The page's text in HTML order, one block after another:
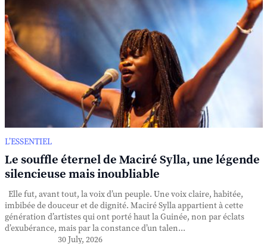
L’ESSENTIEL
Le souffle éternel de Maciré Sylla, une légende
silencieuse mais inoubliable
Elle fut, avant tout, la voix d’un peuple. Une voix claire, habitée,
imbibée de douceur et de dignité. Maciré Sylla appartient à cette
génération d’artistes qui ont porté haut la Guinée, non par éclats
d’exubérance, mais par la constance d’un talen...
30 July, 2026